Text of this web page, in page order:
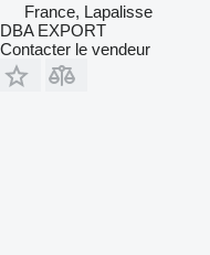
France, Lapalisse
DBA EXPORT
Contacter le vendeur